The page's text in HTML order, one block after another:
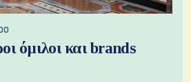
όμιλοι και brands